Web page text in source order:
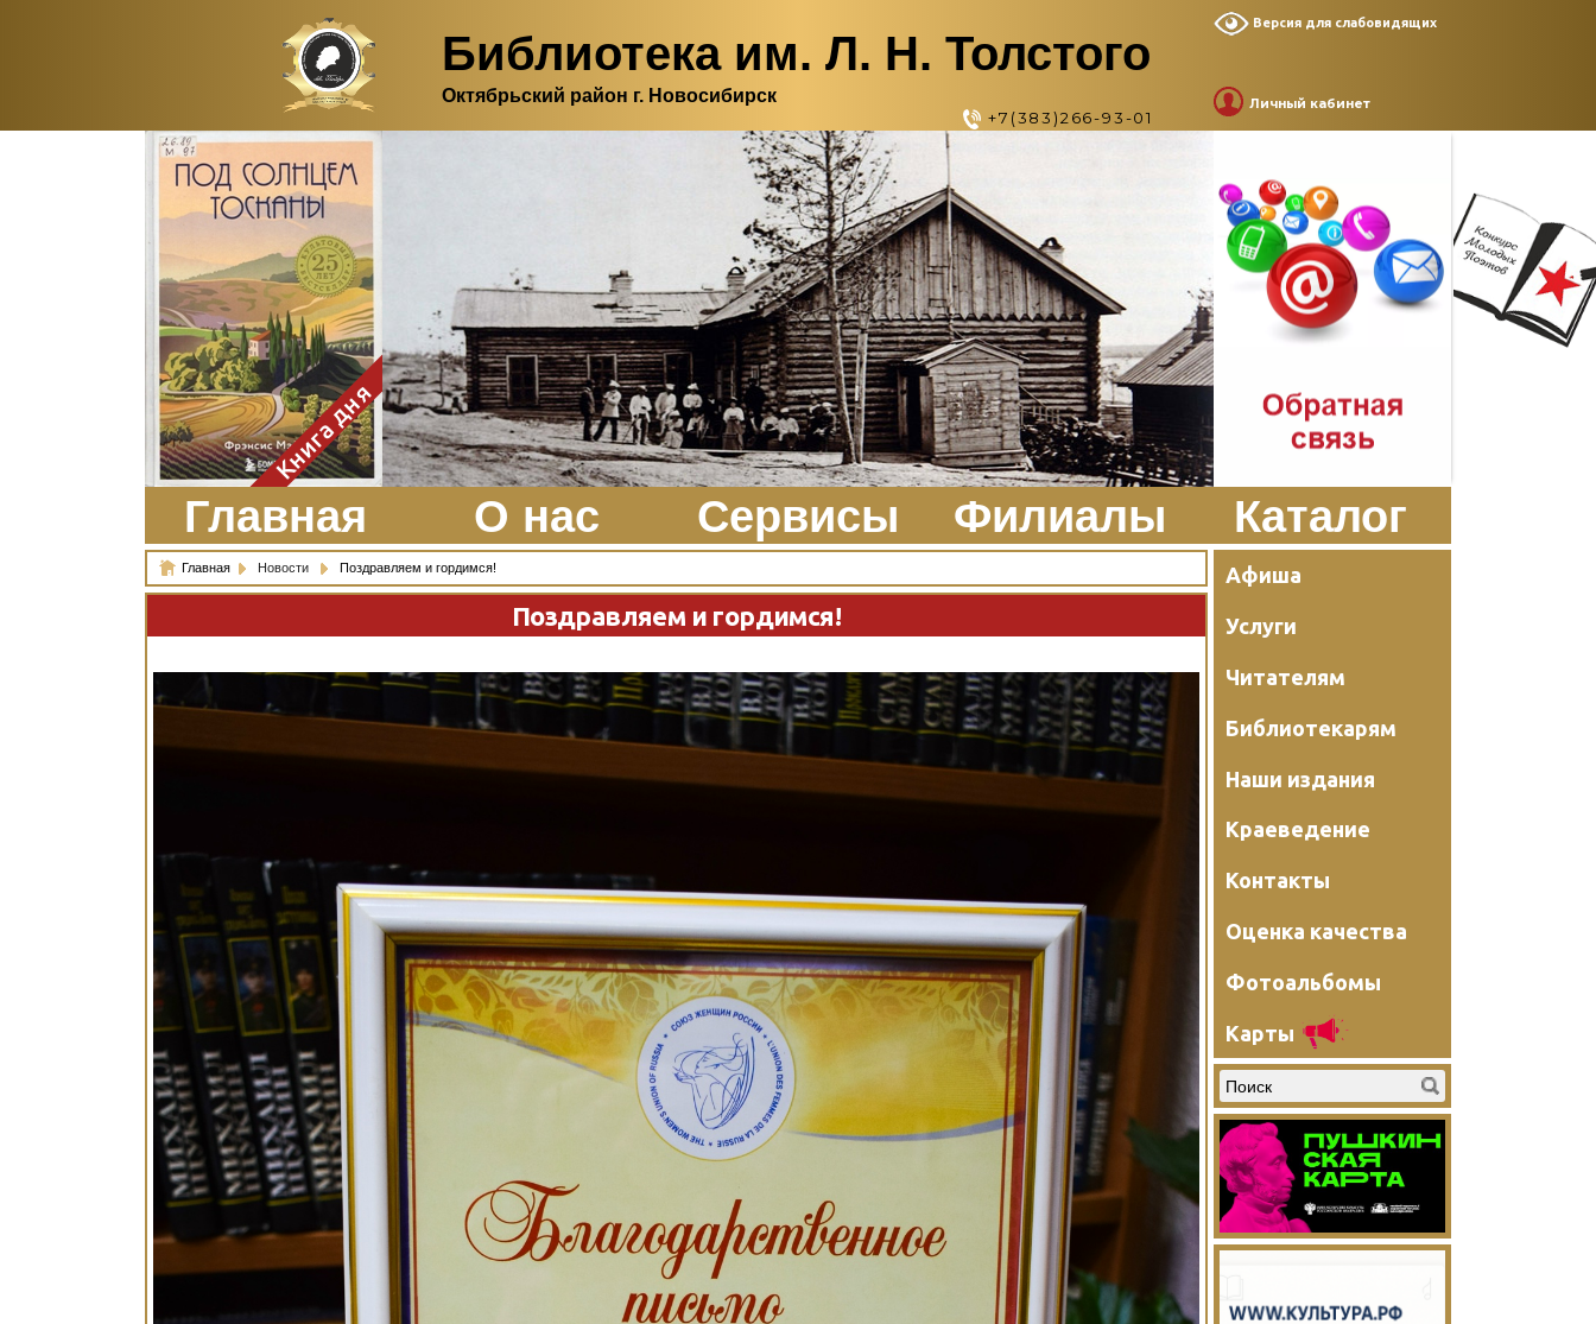
Библиотека им. Л. Н. Толстого
Октябрьский район г. Новосибирск
+7(383)266-93-01
Версия для слабовидящих
Личный кабинет
Здесь, в своем
итальянском доме, я вновь
испытала первичную
радость единения с
природой. Дом открыт
для бабочек, стрекоз, пчёл
или всех, кто пожелает
влететь в одно окно и
вылететь из другого. Едим
мы почти всегда во
дворе. Во мне настолько
возродился здравый
смысл моей матери -
умение наслаждаться
настоящим и не спешить, -
что даже нашлось время
отполировать до блеска
оконное стекло.
ЗаказатьКнига дня
Главная О нас Сервисы Филиалы Каталог
Главная Новости Поздравляем и гордимся!
Поздравляем и гордимся!
Афиша
Услуги
Читателям
Библиотекарям
Наши издания
Краеведение
Контакты
Оценка качества
Фотоальбомы
Карты